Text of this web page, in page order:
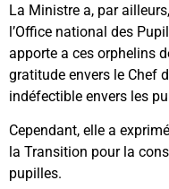
La Ministre a, par
l’Office national des
apporte a ces orphelins
gratitude envers le Chef
indéfectible envers les
Cependant, elle a
la Transition pour la
pupilles.